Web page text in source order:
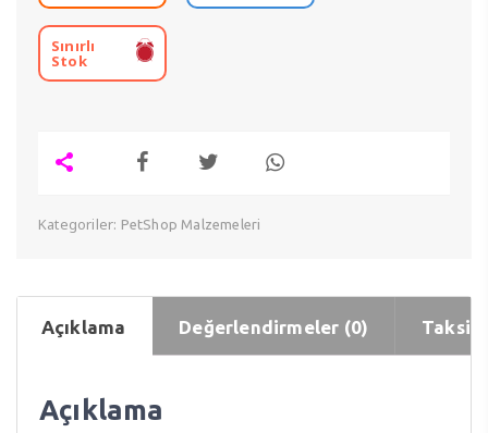
Sınırlı
Stok
Kategoriler: PetShop Malzemeleri
Açıklama Değerlendirmeler (0) Taksit
Açıklama